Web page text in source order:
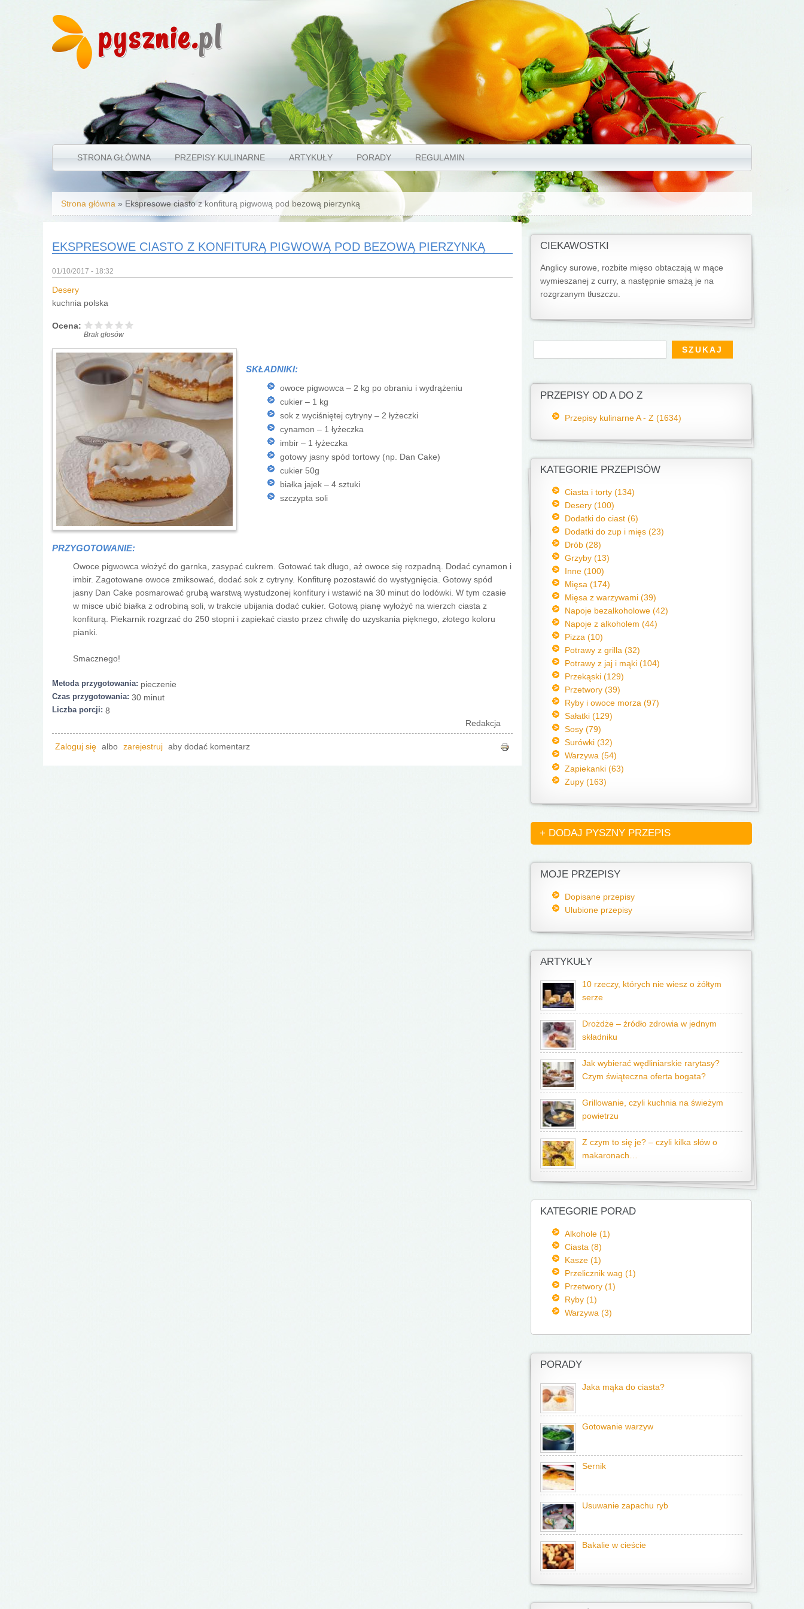
pysznie.pl
STRONA GŁÓWNA PRZEPISY KULINARNE ARTYKUŁY PORADY REGULAMIN
Jesteś tutaj
Strona główna » Ekspresowe ciasto z konfiturą pigwową pod bezową pierzynką
EKSPRESOWE CIASTO Z KONFITURĄ PIGWOWĄ POD BEZOWĄ PIERZYNKĄ
01/10/2017 - 18:32
Desery
kuchnia polska
Ocena:
Brak głosów
SKŁADNIKI:
owoce pigwowca – 2 kg po obraniu i wydrążeniu
cukier – 1 kg
sok z wyciśniętej cytryny – 2 łyżeczki
cynamon – 1 łyżeczka
imbir – 1 łyżeczka
gotowy jasny spód tortowy (np. Dan Cake)
cukier 50g
białka jajek – 4 sztuki
szczypta soli
PRZYGOTOWANIE:
Owoce pigwowca włożyć do garnka, zasypać cukrem. Gotować tak długo, aż owoce się rozpadną. Dodać cynamon i
imbir. Zagotowane owoce zmiksować, dodać sok z cytryny. Konfiturę pozostawić do wystygnięcia. Gotowy spód
jasny Dan Cake posmarować grubą warstwą wystudzonej konfitury i wstawić na 30 minut do lodówki. W tym czasie
w misce ubić białka z odrobiną soli, w trakcie ubijania dodać cukier. Gotową pianę wyłożyć na wierzch ciasta z
konfiturą. Piekarnik rozgrzać do 250 stopni i zapiekać ciasto przez chwilę do uzyskania pięknego, złotego koloru
pianki.
Smacznego!
Metoda przygotowania: pieczenie
Czas przygotowania: 30 minut
Liczba porcji: 8
Redakcja
Zaloguj się albo zarejestruj aby dodać komentarz
CIEKAWOSTKI
Anglicy surowe, rozbite mięso obtaczają w mące
wymieszanej z curry, a następnie smażą je na
rozgrzanym tłuszczu.
Formularz wyszukiwania
Szukaj
PRZEPISY OD A DO Z
Przepisy kulinarne A - Z (1634)
KATEGORIE PRZEPISÓW
Ciasta i torty (134)
Desery (100)
Dodatki do ciast (6)
Dodatki do zup i mięs (23)
Drób (28)
Grzyby (13)
Inne (100)
Mięsa (174)
Mięsa z warzywami (39)
Napoje bezalkoholowe (42)
Napoje z alkoholem (44)
Pizza (10)
Potrawy z grilla (32)
Potrawy z jaj i mąki (104)
Przekąski (129)
Przetwory (39)
Ryby i owoce morza (97)
Sałatki (129)
Sosy (79)
Surówki (32)
Warzywa (54)
Zapiekanki (63)
Zupy (163)
+ DODAJ PYSZNY PRZEPIS
MOJE PRZEPISY
Dopisane przepisy
Ulubione przepisy
ARTYKUŁY
10 rzeczy, których nie wiesz o żółtym
serze
Drożdże – źródło zdrowia w jednym
składniku
Jak wybierać wędliniarskie rarytasy?
Czym świąteczna oferta bogata?
Grillowanie, czyli kuchnia na świeżym
powietrzu
Z czym to się je? – czyli kilka słów o
makaronach…
KATEGORIE PORAD
Alkohole (1)
Ciasta (8)
Kasze (1)
Przelicznik wag (1)
Przetwory (1)
Ryby (1)
Warzywa (3)
PORADY
Jaka mąka do ciasta?
Gotowanie warzyw
Sernik
Usuwanie zapachu ryb
Bakalie w cieście